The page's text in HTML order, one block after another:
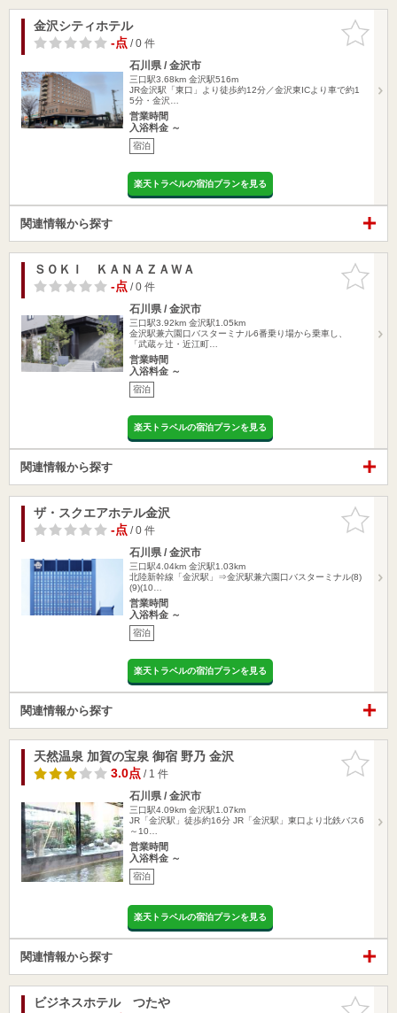
お気に入
りに追加
金沢シティホテル
-点/ 0 件
石川県 / 金沢市
三口駅3.68km 金沢駅516m
JR金沢駅「東口」より徒歩約12分／金沢東ICより車で約1
5分・金沢…
営業時間
入浴料金 ～
宿泊
楽天トラベルの宿泊プランを見る
関連情報から探す
お気に入
りに追加
ＳＯＫＩ ＫＡＮＡＺＡＷＡ
-点/ 0 件
石川県 / 金沢市
三口駅3.92km 金沢駅1.05km
金沢駅兼六園口バスターミナル6番乗り場から乗車し、
「武蔵ヶ辻・近江町…
営業時間
入浴料金 ～
宿泊
楽天トラベルの宿泊プランを見る
関連情報から探す
お気に入
りに追加
ザ・スクエアホテル金沢
-点/ 0 件
石川県 / 金沢市
三口駅4.04km 金沢駅1.03km
北陸新幹線「金沢駅」⇒金沢駅兼六園口バスターミナル(8)
(9)(10…
営業時間
入浴料金 ～
宿泊
楽天トラベルの宿泊プランを見る
関連情報から探す
お気に入
りに追加
天然温泉 加賀の宝泉 御宿 野乃 金沢
3.0点/ 1 件
石川県 / 金沢市
三口駅4.09km 金沢駅1.07km
JR「金沢駅」徒歩約16分 JR「金沢駅」東口より北鉄バス6
～10…
営業時間
入浴料金 ～
宿泊
楽天トラベルの宿泊プランを見る
関連情報から探す
お気に入
ビジネスホテル つたや